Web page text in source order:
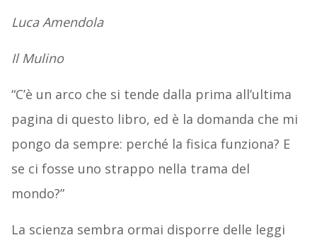
Luca Amendola
Il Mulino
“C’è un arco che si tende dalla prima all’ultima
pagina di questo libro, ed è la domanda che mi
pongo da sempre: perché la fisica funziona? E
se ci fosse uno strappo nella trama del
mondo?”
La scienza sembra ormai disporre delle leggi